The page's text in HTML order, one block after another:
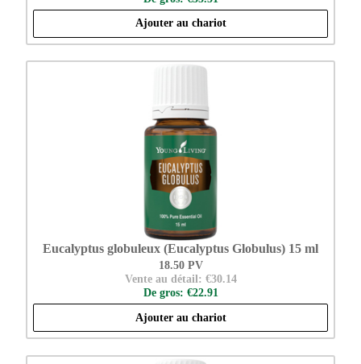
Ajouter au chariot
Eucalyptus globuleux (Eucalyptus Globulus) 15 ml
18.50 PV
Vente au détail: €30.14
De gros: €22.91
Ajouter au chariot